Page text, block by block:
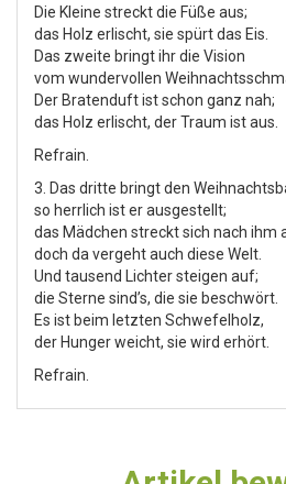
Die Kleine streckt die Füße aus;
das Holz erlischt, sie spürt das Eis.
Das zweite bringt ihr die Vision
vom wundervollen
Der Bratenduft ist schon ganz nah;
das Holz erlischt, der Traum ist aus.
Refrain.
3. Das dritte bringt den
so herrlich ist er ausgestellt;
das Mädchen streckt sich nach ihm
doch da vergeht auch diese Welt.
Und tausend Lichter steigen auf;
die Sterne sind’s, die sie beschwört.
Es ist beim letzten Schwefelholz,
der Hunger weicht, sie wird erhört.
Refrain.